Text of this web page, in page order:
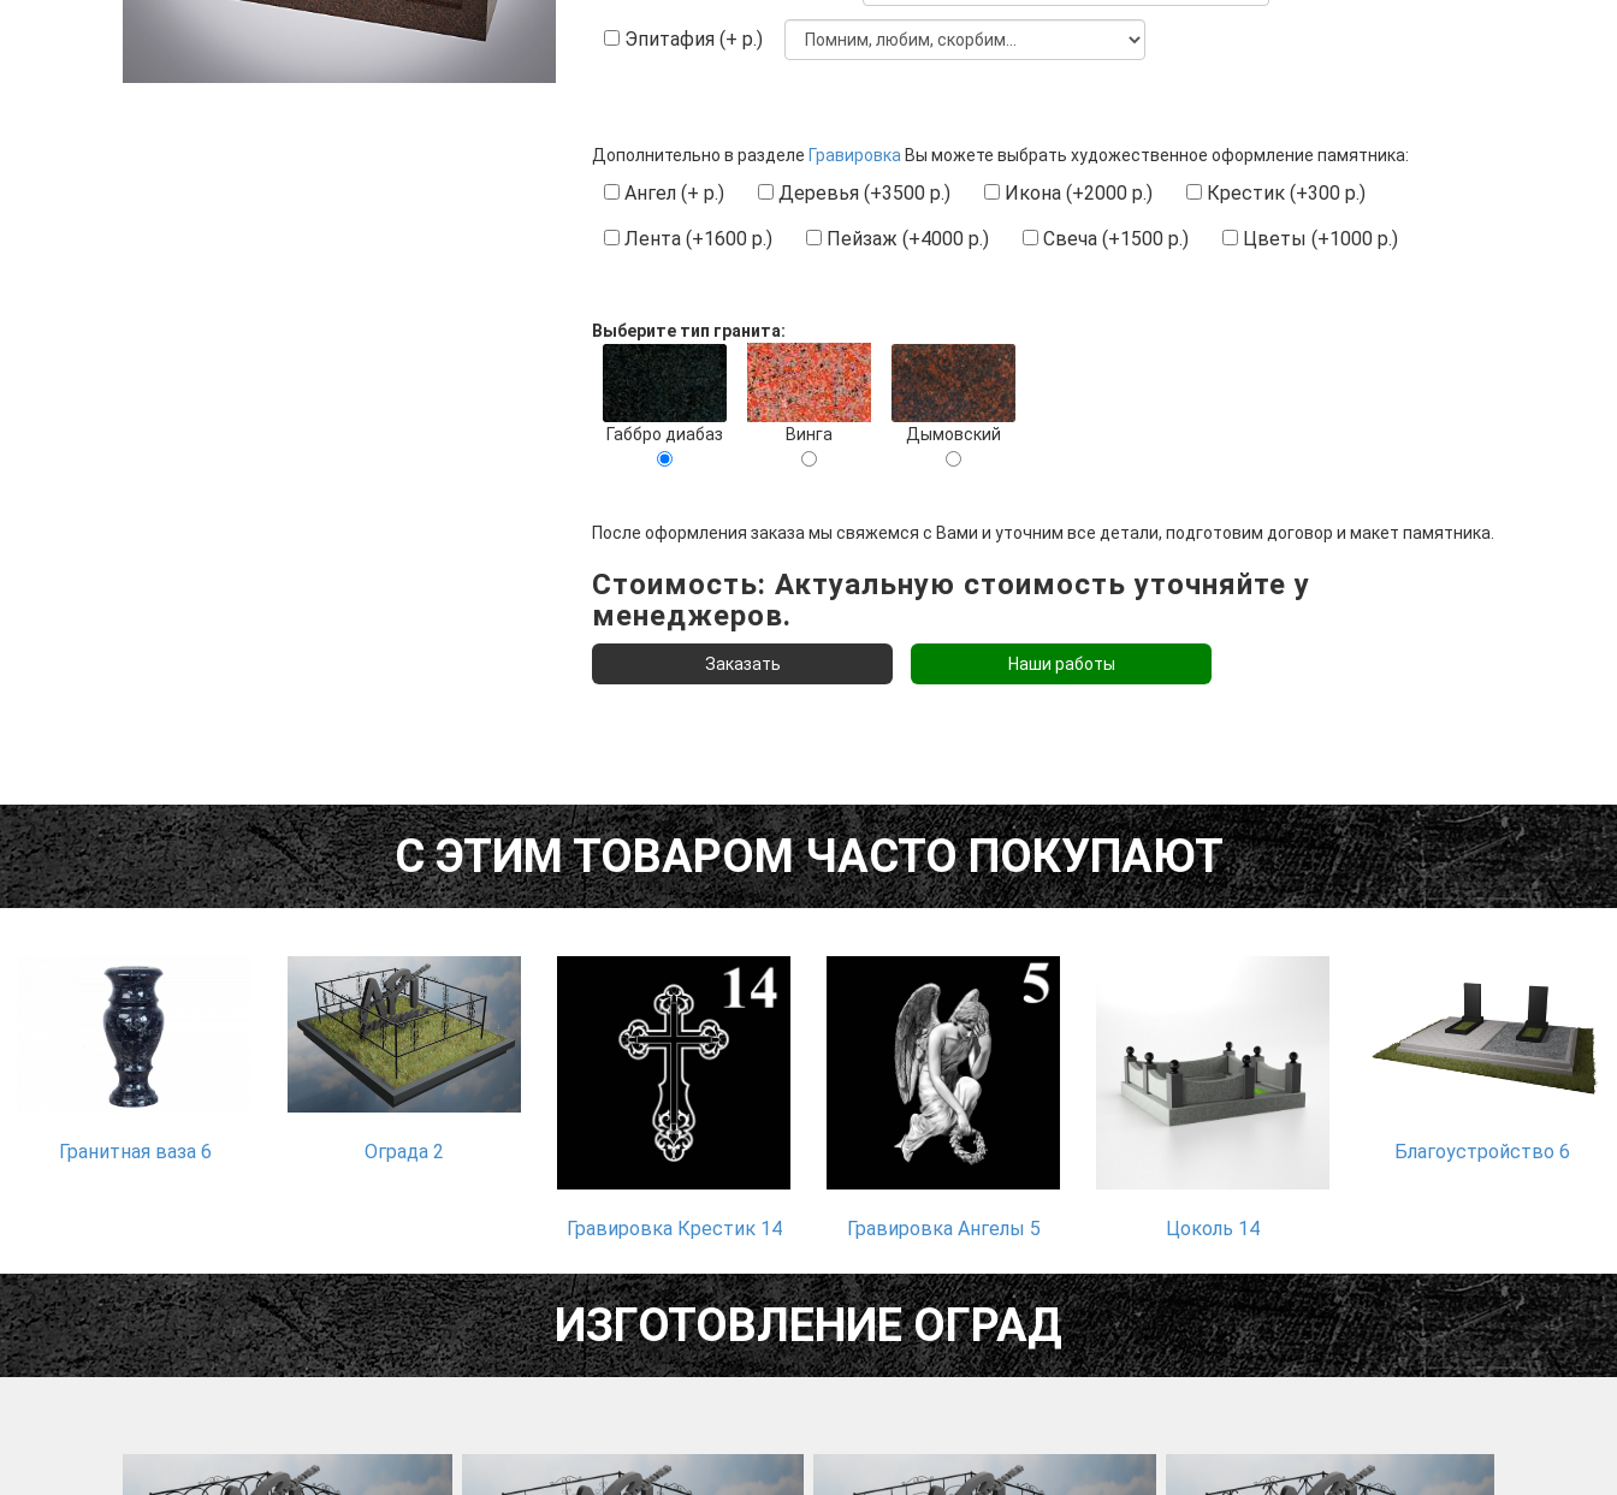
Эпитафия (+ р.)
Дополнительно в разделе Гравировка Вы можете выбрать художественное оформление памятника:
Ангел (+ р.) Деревья (+3500 р.) Икона (+2000 р.)
Крестик (+300 р.)
Лента (+1600 р.)
Пейзаж (+4000 р.) Свеча (+1500 р.) Цветы (+1000 р.)
Выберите тип гранита:
Габбро диабаз Винга Дымовский
После оформления заказа мы свяжемся с Вами и уточним все детали, подготовим договор и макет памятника.
Стоимость: Актуальную стоимость уточняйте у
менеджеров.
Наши работы
С ЭТИМ ТОВАРОМ ЧАСТО ПОКУПАЮТ
Гранитная ваза 6 Ограда 2
Гравировка Крестик 14 Гравировка Ангелы 5 Цоколь 14
Благоустройство 6
ИЗГОТОВЛЕНИЕ ОГРАД